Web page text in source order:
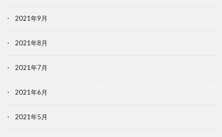
2021年9月
2021年8月
2021年7月
2021年6月
2021年5月